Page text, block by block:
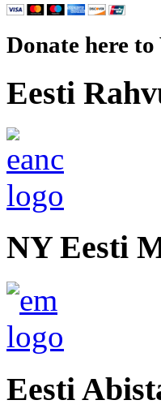
Donate here to
Eesti
NY Eesti
Eesti